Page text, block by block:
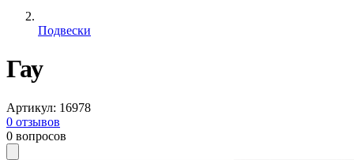
Подвески
Гау
Артикул: 16978
0 отзывов
0 вопросов